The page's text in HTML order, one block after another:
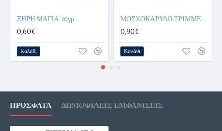
ΞΗΡΗ ΜΑΓΙΑ 30γρ.
0,60€
Καλάθι
ΜΟΣΧΟΚΑΡΥΔΟ ΤΡΙΜΜΕΝΟ 25γρ.
0,90€
Καλάθι
ΠΡΌΣΦΑΤΑ ΔΗΜΟΦΙΛΕΊΣ ΕΜΦΑΝΊΣΕΙΣ